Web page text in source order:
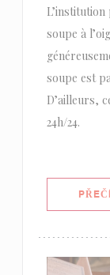
soupe à
soupe est
D’ailleurs,
24h/24.